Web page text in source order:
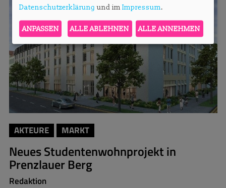
AKTEURE MARKT
Neues Studentenwohnprojekt in
Prenzlauer Berg
Redaktion
Datenschutzerklärung und im Impressum.
ANPASSEN ALLE ABLEHNEN ALLE ANNEHMEN